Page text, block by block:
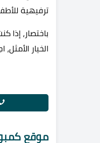
ترفيهية
باختصار، إذا
الخيار
موقع